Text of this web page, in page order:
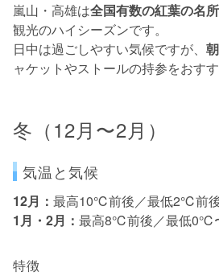
嵐山・高雄は全国有数の紅葉の名所
観光のハイシーズンです。
日中は過ごしやすい気候ですが、
ャケットやストールの持参をおすす
冬（12月〜2月）
気温と気候
12月： 最高10℃前後／最低2℃前
1月・2月： 最高8℃前後／最低0℃
特徴